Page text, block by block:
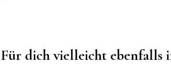
Für dich vielleicht ebenfalls